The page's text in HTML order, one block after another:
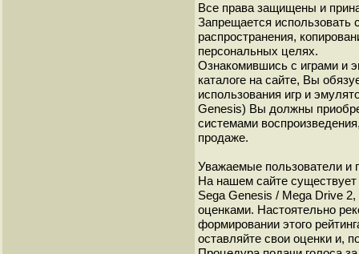
Все права защищены и
Запрещается
распространения,
персональных целях.
Ознакомившись с играми и
каталоге на сайте, Вы
использования игр и
Genesis) Вы должны
системами
продаже.
Уважаемые пользователи и
На нашем сайте существует
Sega Genesis / Mega Drive
оценками. Настоятельно
формировании этого
оставляйте свои оценки и,